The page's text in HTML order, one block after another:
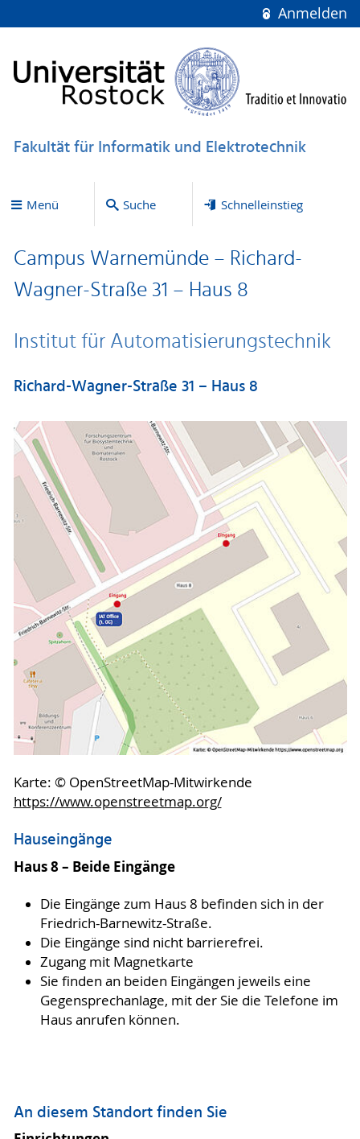
Anmelden
Fakultät für Informatik und Elektrotechnik
Menü Suche Schnelleinstieg
Campus Warnemünde – Richard-
Wagner-Straße 31 – Haus 8
Institut für Automatisierungstechnik
Richard-Wagner-Straße 31 – Haus 8
Karte: © OpenStreetMap-Mitwirkende
https://www.openstreetmap.org/
Hauseingänge
Haus 8 – Beide Eingänge
Die Eingänge zum Haus 8 befinden sich in der
Friedrich-Barnewitz-Straße.
Die Eingänge sind nicht barrierefrei.
Zugang mit Magnetkarte
Sie finden an beiden Eingängen jeweils eine
Gegensprechanlage, mit der Sie die Telefone im
Haus anrufen können.
An diesem Standort finden Sie